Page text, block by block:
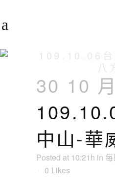
30 10 月
中山-華
Posted at 10:21h in
0 Likes